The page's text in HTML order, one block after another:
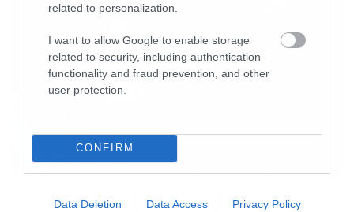
related to personalization.
I want to allow Google to enable storage
related to security, including authentication
functionality and fraud prevention, and other
user protection.
CONFIRM
Data Deletion Data Access Privacy Policy